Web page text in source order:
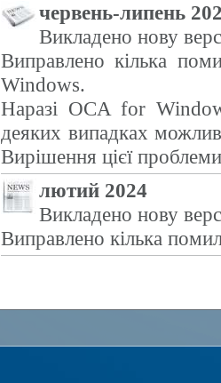
червень-липень
Викладено нову
Виправлено кілька
Windows.
Наразі OCA for
деяких випадках
Вирішення цієї
лютий 2024
Викладено нову
Виправлено кілька